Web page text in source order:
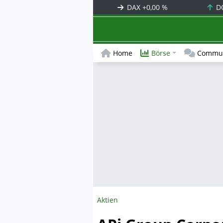
DAX +0,00 %
Home Börse
Aktien